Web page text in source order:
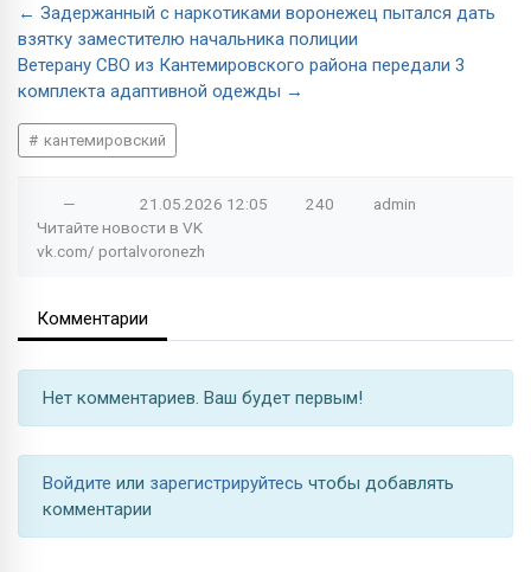
← Задержанный с наркотиками воронежец пытался дать
взятку заместителю начальника полиции
Ветерану СВО из Кантемировского района передали 3
комплекта адаптивной одежды →
кантемировский
— 21.05.2026 12:05 240
admin
Читайте новости в VK
vk.com/ portalvoronezh
Комментарии
Нет комментариев. Ваш будет первым!
Войдите или зарегистрируйтесь чтобы добавлять
комментарии